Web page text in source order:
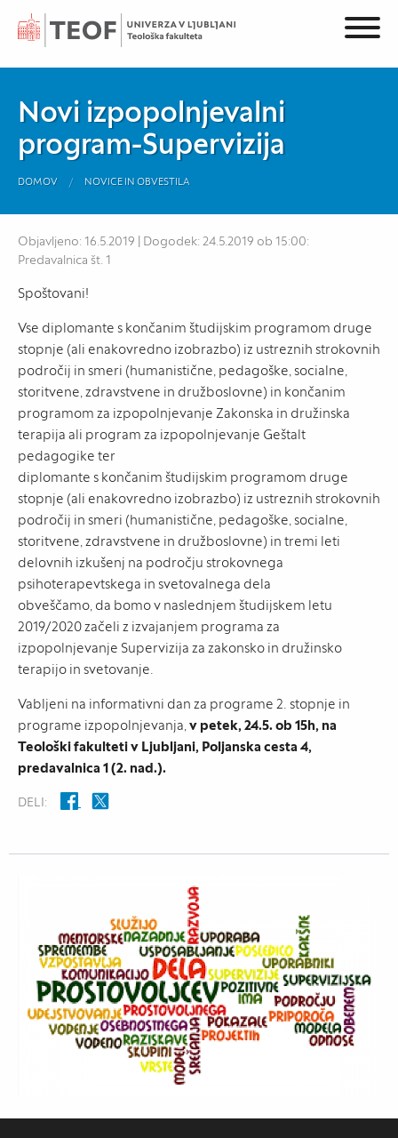
Novi izpopolnjevalni
program-Supervizija
DOMOV NOVICE IN OBVESTILA
Objavljeno: 16.5.2019 | Dogodek: 24.5.2019 ob 15:00:
Predavalnica št. 1
Spoštovani!
Vse diplomante s končanim študijskim programom druge
stopnje (ali enakovredno izobrazbo) iz ustreznih strokovnih
področij in smeri (humanistične, pedagoške, socialne,
storitvene, zdravstvene in družboslovne) in končanim
programom za izpopolnjevanje Zakonska in družinska
terapija ali program za izpopolnjevanje Geštalt
pedagogike ter
diplomante s končanim študijskim programom druge
stopnje (ali enakovredno izobrazbo) iz ustreznih strokovnih
področij in smeri (humanistične, pedagoške, socialne,
storitvene, zdravstvene in družboslovne) in tremi leti
delovnih izkušenj na področju strokovnega
psihoterapevtskega in svetovalnega dela
obveščamo, da bomo v naslednjem študijskem letu
2019/2020 začeli z izvajanjem programa za
izpopolnjevanje Supervizija za zakonsko in družinsko
terapijo in svetovanje.
Vabljeni na informativni dan za programe 2. stopnje in
programe izpopolnjevanja,v petek, 24.5. ob 15h, na
Teološki fakulteti v Ljubljani, Poljanska cesta 4,
predavalnica 1 (2. nad.).
DELI: